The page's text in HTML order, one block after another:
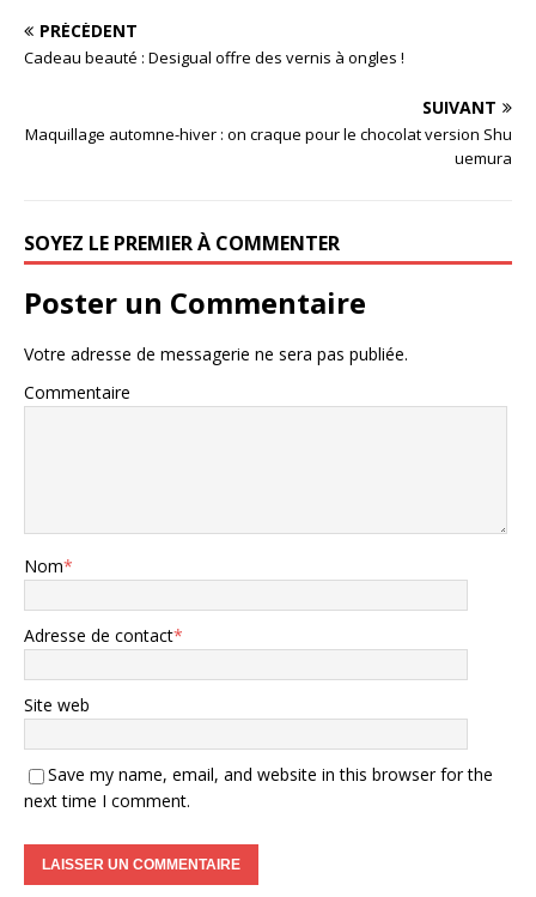
PRÉCÉDENT
Cadeau beauté : Desigual offre des vernis à ongles !
SUIVANT
Maquillage automne-hiver : on craque pour le chocolat version Shu
uemura
SOYEZ LE PREMIER À COMMENTER
Poster un Commentaire
Votre adresse de messagerie ne sera pas publiée.
Commentaire
Nom*
Adresse de contact*
Site web
Save my name, email, and website in this browser for the
next time I comment.